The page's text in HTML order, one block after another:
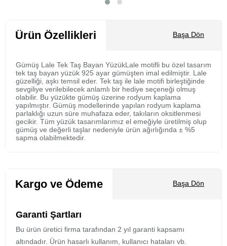
Ürün Özellikleri Başa Dön
Gümüş Lale Tek Taş Bayan YüzükLale motifli bu özel tasarım
tek taş bayan yüzük 925 ayar gümüşten imal edilmiştir. Lale
güzelliği, aşkı temsil eder. Tek taş ile lale motifi birleştiğinde
sevgiliye verilebilecek anlamlı bir hediye seçeneği olmuş
olabilir. Bu yüzükte gümüş üzerine rodyum kaplama
yapılmıştır. Gümüş modellerinde yapılan rodyum kaplama
parlaklığı uzun süre muhafaza eder, takıların oksitlenmesi
gecikir. Tüm yüzük tasarımlarımız el emeğiyle üretilmiş olup
gümüş ve değerli taşlar nedeniyle ürün ağırlığında ± %5
sapma olabilmektedir.
Kargo ve Ödeme Başa Dön
Garanti Şartları
Bu ürün üretici firma tarafından 2 yıl garanti kapsamı
altındadır. Ürün hasarlı kullanım, kullanıcı hataları vb.